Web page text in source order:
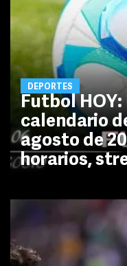
DEPORTES
Futbol HOY:
calendario
agosto de
horarios,